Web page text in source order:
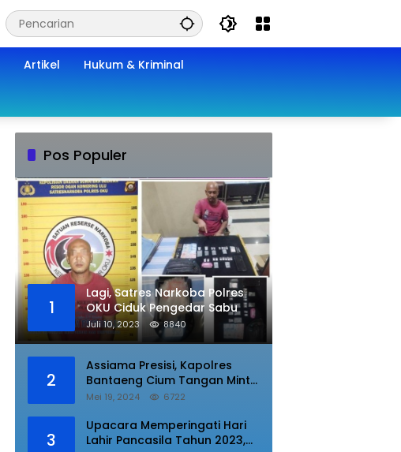
Artikel Hukum & Kriminal
Pos Populer
1
Lagi, Satres Narkoba Polres
OKU Ciduk Pengedar Sabu
Juli 10, 2023 8840
2
Assiama Presisi, Kapolres
Bantaeng Cium Tangan Minta
di Doakan.
Mei 19, 2024 6722
3
Upacara Memperingati Hari
Lahir Pancasila Tahun 2023,